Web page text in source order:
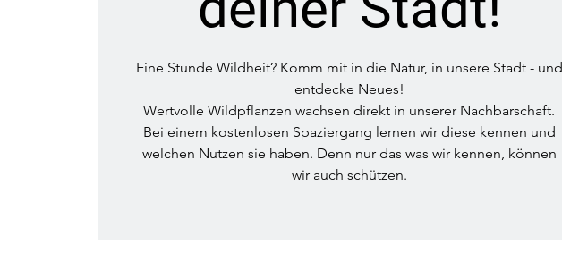
Eine Stunde Wildheit? Komm mit in die Natur, in unsere Stadt - und
entdecke Neues!
Wertvolle Wildpflanzen wachsen direkt in unserer Nachbarschaft.
Bei einem kostenlosen Spaziergang lernen wir diese kennen und
welchen Nutzen sie haben. Denn nur das was wir kennen, können